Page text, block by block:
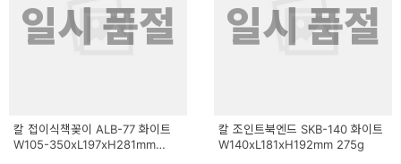
일시 품절
칼 접이식책꽂이 ALB-77 화이트
W105-350xL197xH281mm
일시 품절
칼 조인트북엔드 SKB-140 화이트
W140xL181xH192mm 275g